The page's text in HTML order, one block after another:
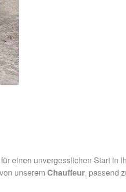
für einen unvergesslichen Start in
unserem Chauffeur, passend